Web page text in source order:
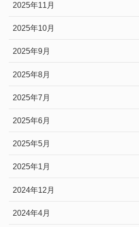
2025年11月
2025年10月
2025年9月
2025年8月
2025年7月
2025年6月
2025年5月
2025年1月
2024年12月
2024年4月